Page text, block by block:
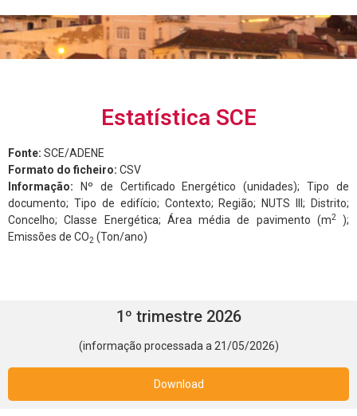
Estatística SCE
Fonte: SCE/ADENE
Formato do ficheiro: CSV
Informação: Nº de Certificado Energético (unidades); Tipo de
documento; Tipo de edifício; Contexto; Região; NUTS III; Distrito;
Concelho; Classe Energética; Área média de pavimento (m2);
Emissões de CO2 (Ton/ano)
1º trimestre 2026
(informação processada a 21/05/2026)
Download